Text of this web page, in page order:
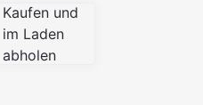
Kaufen und
im Laden
abholen